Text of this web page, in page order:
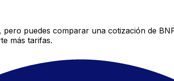
puedes comparar una cotización de
más tarifas.